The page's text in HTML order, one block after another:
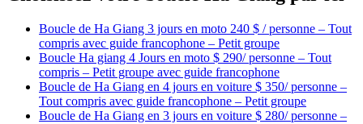
Boucle de Ha Giang 3 jours en moto 240 $ / personne – Tout
compris avec guide francophone – Petit groupe
Boucle Ha giang 4 Jours en moto $ 290/ personne – Tout
compris – Petit groupe avec guide francophone
Boucle de Ha Giang en 4 jours en voiture $ 350/ personne –
Tout compris avec guide francophone – Petit groupe
Boucle de Ha Giang en 3 jours en voiture $ 280/ personne –